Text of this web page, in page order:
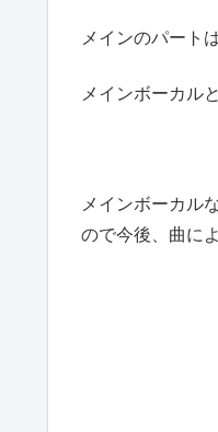
メインのパート
メインボーカル
メインボーカル
ので今後、曲に